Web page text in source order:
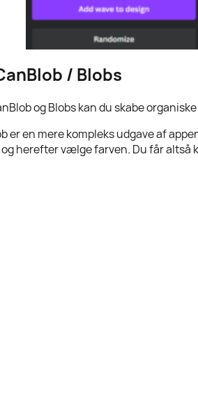
/ Blobs
og Blobs kan du skabe
er en mere kompleks udgave af
herefter vælge farven. Du får